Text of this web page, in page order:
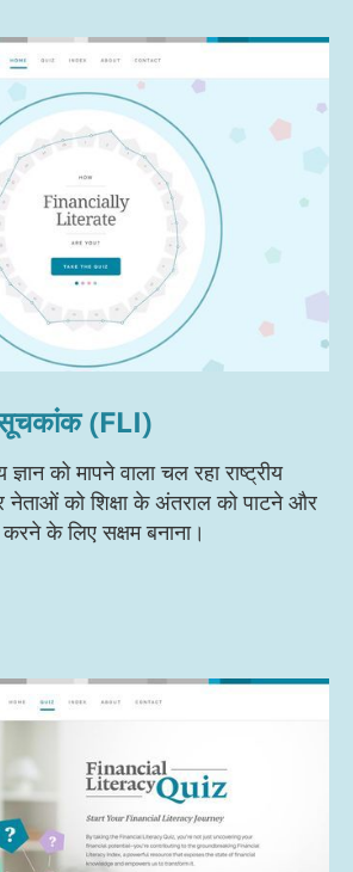
सूचकांक (FLI)
को मापने वाला चल रहा राष्ट्रीय
को शिक्षा के अंतराल को पाटने और
करने के लिए सक्षम बनाना।